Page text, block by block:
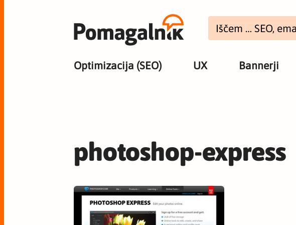
Optimizacija (SEO) UX Bannerji
photoshop-express